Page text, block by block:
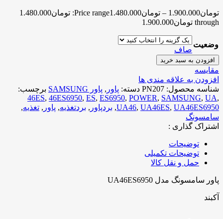
تومان1.900.000
– تومان1.480.000
Price range: تومان1.480.000
through تومان1.900.000
وضعیت
صاف
افزودن به سبد خرید
مقایسه
افزودن به علاقه مندی ها
شناسه محصول: PN207 دسته: پاور , پاور SAMSUNG
برچسب:
46ES, 46ES6950, ES, ES6950, POWER, SAMSUNG, UA,
UA46, UA46ES, UA46ES6950
, بردپاور , بردتغذیه, پاور , تغذیه,
سامسونگ
اشتراک گذاری :
توضیحات
توضیحات تکمیلی
حمل و نقل کالا
پاور سامسونگ مدل UA46ES6950
آکبند